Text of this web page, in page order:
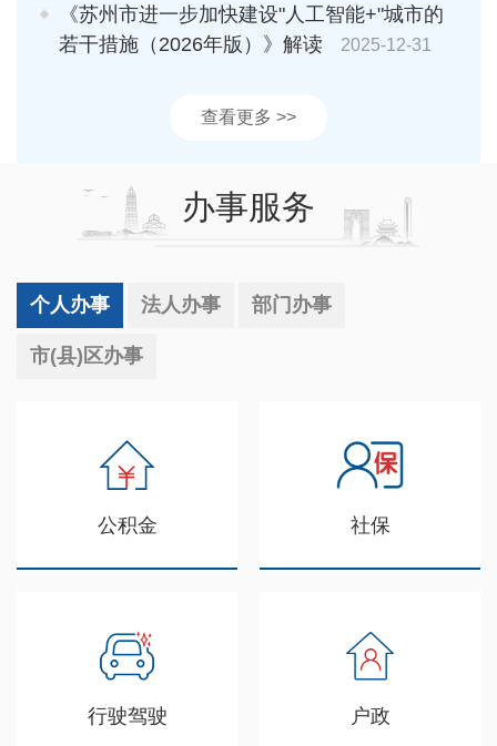
《苏州市进一步加快建设"人工智能+"城市的
若干措施（2026年版）》解读
2025-12-31
查看更多 >>
办事服务
个人办事 法人办事 部门办事
市(县)区办事
公积金 社保
行驶驾驶 户政